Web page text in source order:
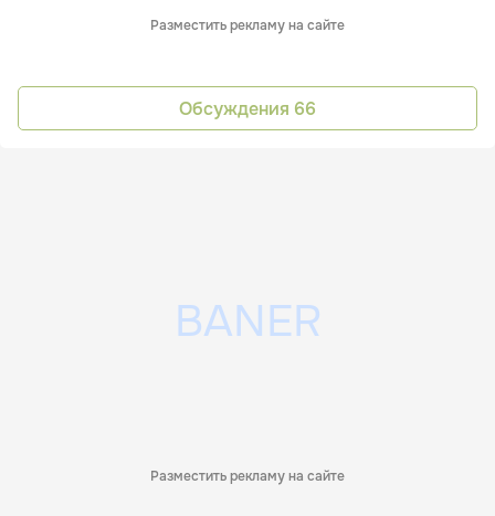
Разместить рекламу на сайте
Обсуждения 66
Разместить рекламу на сайте